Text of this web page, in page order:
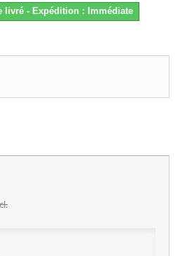
livré - Expédition : Immédiate